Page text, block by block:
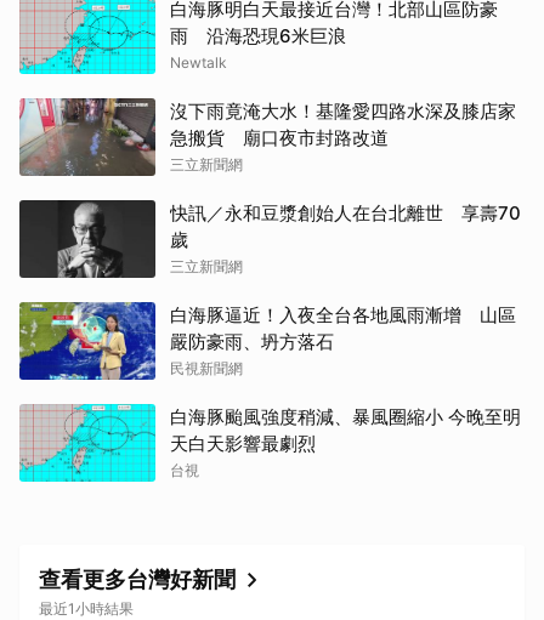
白海豚明白天最接近台灣！北部山區防豪
雨 沿海恐現6米巨浪
Newtalk
沒下雨竟淹大水！基隆愛四路水深及膝店家
急搬貨 廟口夜市封路改道
三立新聞網
快訊／永和豆漿創始人在台北離世 享壽70
歲
三立新聞網
白海豚逼近！入夜全台各地風雨漸增 山區
嚴防豪雨、坍方落石
民視新聞網
白海豚颱風強度稍減、暴風圈縮小 今晚至明
天白天影響最劇烈
台視
查看更多台灣好新聞
最近1小時結果